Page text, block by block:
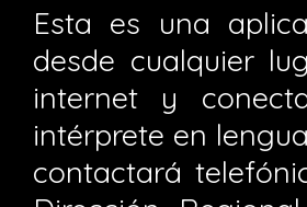
Esta es una
desde cualquier
internet y
intérprete en
contactará